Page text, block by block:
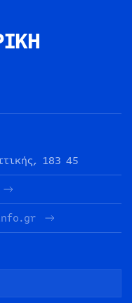
183 45